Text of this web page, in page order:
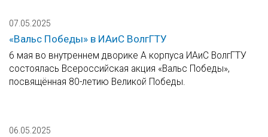
07.05.2025
«Вальс Победы» в ИАиС ВолгГТУ
6 мая во внутреннем дворике А корпуса ИАиС ВолгГТУ
состоялась Всероссийская акция «Вальс Победы»,
посвящённая 80-летию Великой Победы.
06.05.2025